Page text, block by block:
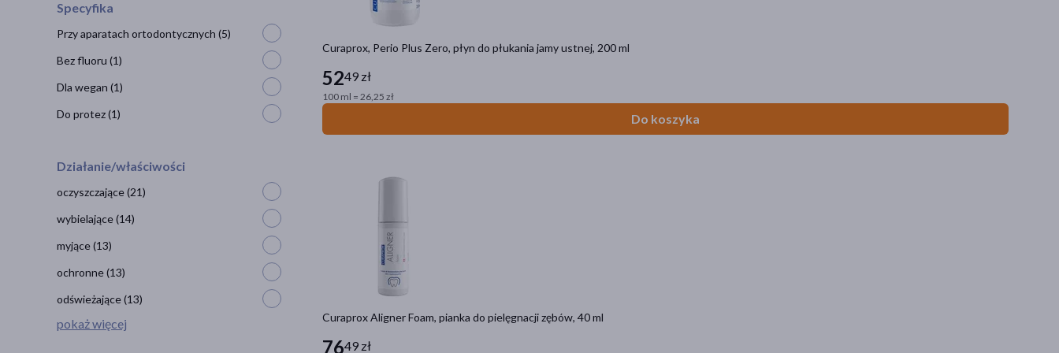
Curaprox, Perio Plus Zero, płyn do płukania jamy ustnej, 200 ml
5249 zł
100 ml = 26,25 zł
Do koszyka
Curaprox Aligner Foam, pianka do pielęgnacji zębów, 40 ml
7649 zł
Specyfika
Przy aparatach ortodontycznych (5)
Bez fluoru (1)
Dla wegan (1)
Do protez(1)
Działanie/właściwości
oczyszczające(21)
wybielające(14)
myjące(13)
ochronne(13)
odświeżające(13)
pokaż więcej